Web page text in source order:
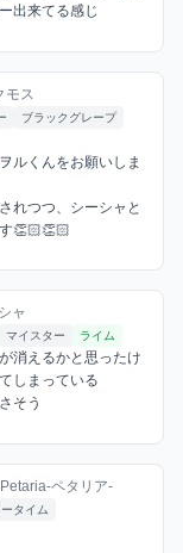
出来てる感じ
年10月16日
モス
ブラックグレープ
ルくんをお願いしま
れつつ、シーシャと
👏🏻👏🏻
シャ / 2025年10月
ャ
マイスター ライム
消えるかと思ったけ
しまっている
そう
2025年10月20日
ペタリア-
タイム